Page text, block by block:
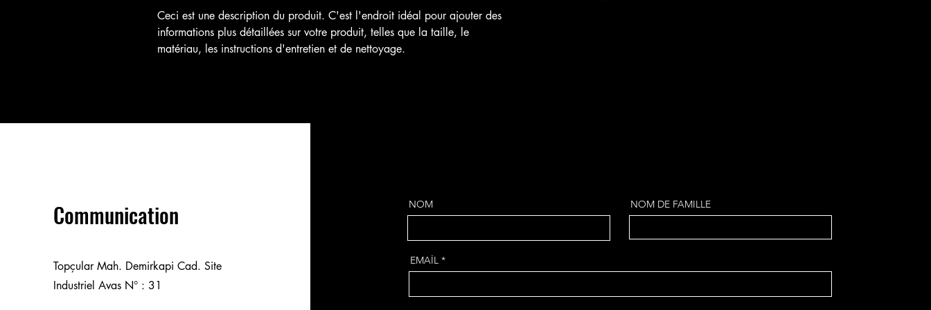
Ceci est une description du produit. C'est l'endroit idéal pour ajouter des
informations plus détaillées sur votre produit, telles que la taille, le
matériau, les instructions d'entretien et de nettoyage.
Communication
Topçular Mah. Demirkapi Cad. Site
Industriel Avas N° : 31
NOM NOM DE FAMILLE
EMAİL